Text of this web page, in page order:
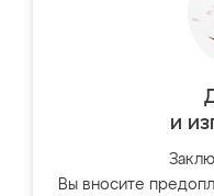
и
Вы вносите